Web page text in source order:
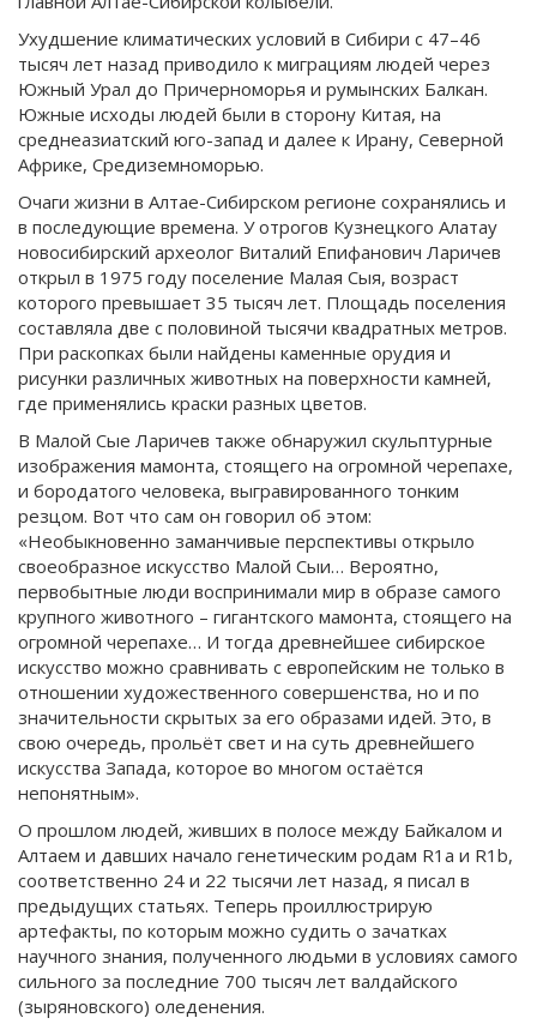
Ухудшение климатических условий в Сибири с 47–46
тысяч лет назад приводило к миграциям людей через
Южный Урал до Причерноморья и румынских Балкан.
Южные исходы людей были в сторону Китая, на
среднеазиатский юго-запад и далее к Ирану, Северной
Африке, Средиземноморью.
Очаги жизни в Алтае-Сибирском регионе сохранялись и
в последующие времена. У отрогов Кузнецкого Алатау
новосибирский археолог Виталий Епифанович Ларичев
открыл в 1975 году поселение Малая Сыя, возраст
которого превышает 35 тысяч лет. Площадь поселения
составляла две с половиной тысячи квадратных метров.
При раскопках были найдены каменные орудия и
рисунки различных животных на поверхности камней,
где применялись краски разных цветов.
В Малой Сые Ларичев также обнаружил скульптурные
изображения мамонта, стоящего на огромной черепахе,
и бородатого человека, выгравированного тонким
резцом. Вот что сам он говорил об этом:
«Необыкновенно заманчивые перспективы открыло
своеобразное искусство Малой Сыи… Вероятно,
первобытные люди воспринимали мир в образе самого
крупного животного – гигантского мамонта, стоящего на
огромной черепахе… И тогда древнейшее сибирское
искусство можно сравнивать с европейским не только в
отношении художественного совершенства, но и по
значительности скрытых за его образами идей. Это, в
свою очередь, прольёт свет и на суть древнейшего
искусства Запада, которое во многом остаётся
непонятным».
О прошлом людей, живших в полосе между Байкалом и
Алтаем и давших начало генетическим родам R1a и R1b,
соответственно 24 и 22 тысячи лет назад, я писал в
предыдущих статьях. Теперь проиллюстрирую
артефакты, по которым можно судить о зачатках
научного знания, полученного людьми в условиях самого
сильного за последние 700 тысяч лет валдайского
(зыряновского) оледенения.